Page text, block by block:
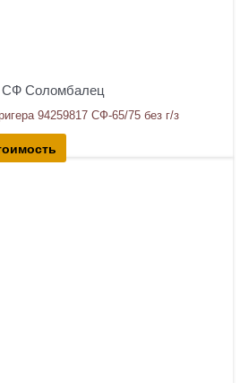
СФ Соломбалец
94259817 СФ-65/75 без г/з